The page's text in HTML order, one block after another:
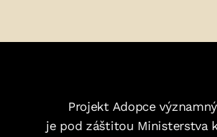
Projekt Adopce
je pod záštitou Ministerstva